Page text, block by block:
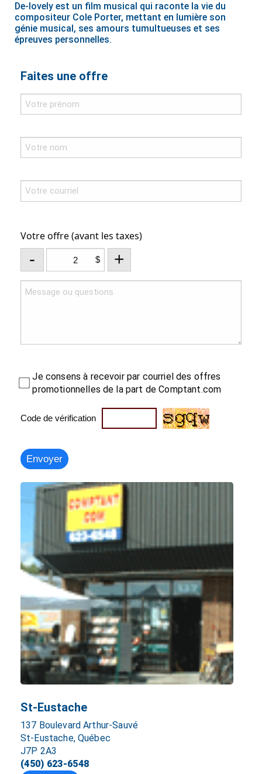
De-lovely est un film musical qui raconte la vie du
compositeur Cole Porter, mettant en lumière son
génie musical, ses amours tumultueuses et ses
épreuves personnelles.
Faites une offre
Votre offre (avant les taxes)
- $ +
Je consens à recevoir par courriel des offres
promotionnelles de la part de Comptant.com
Code de vérification
St-Eustache
137 Boulevard Arthur-Sauvé
St-Eustache, Québec
J7P 2A3
(450) 623-6548